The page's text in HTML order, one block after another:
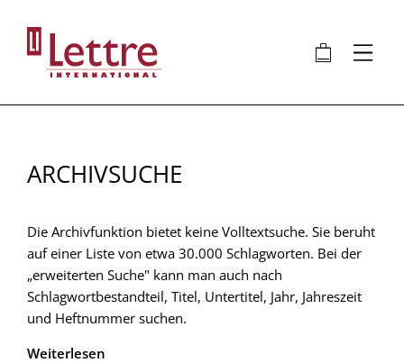
Inhalt
🛍 ⋮
ARCHIVSUCHE
Die Archivfunktion bietet keine Volltextsuche. Sie beruht
auf einer Liste von etwa 30.000 Schlagworten. Bei der
„erweiterten Suche" kann man auch nach
Schlagwortbestandteil, Titel, Untertitel, Jahr, Jahreszeit
und Heftnummer suchen.
Weiterlesen